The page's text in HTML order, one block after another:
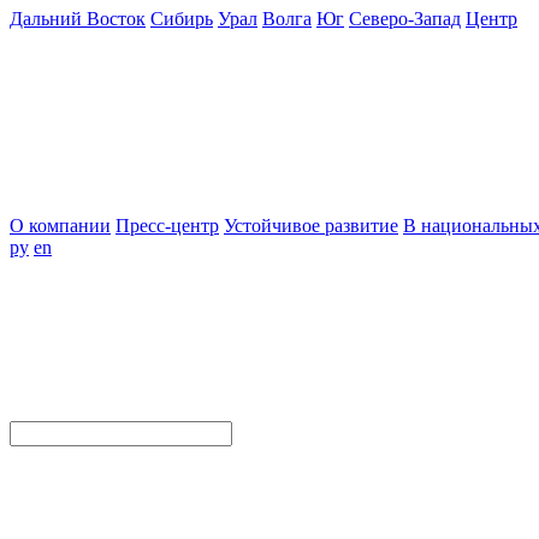
Дальний Восток Сибирь Урал Волга Юг Северо-Запад Центр
О компании Пресс-центр Устойчивое развитие В
ру en